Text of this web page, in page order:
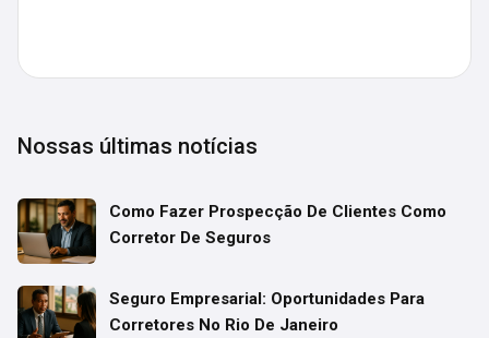
Nossas últimas notícias
Como Fazer Prospecção De Clientes Como
Corretor De Seguros
Seguro Empresarial: Oportunidades Para
Corretores No Rio De Janeiro